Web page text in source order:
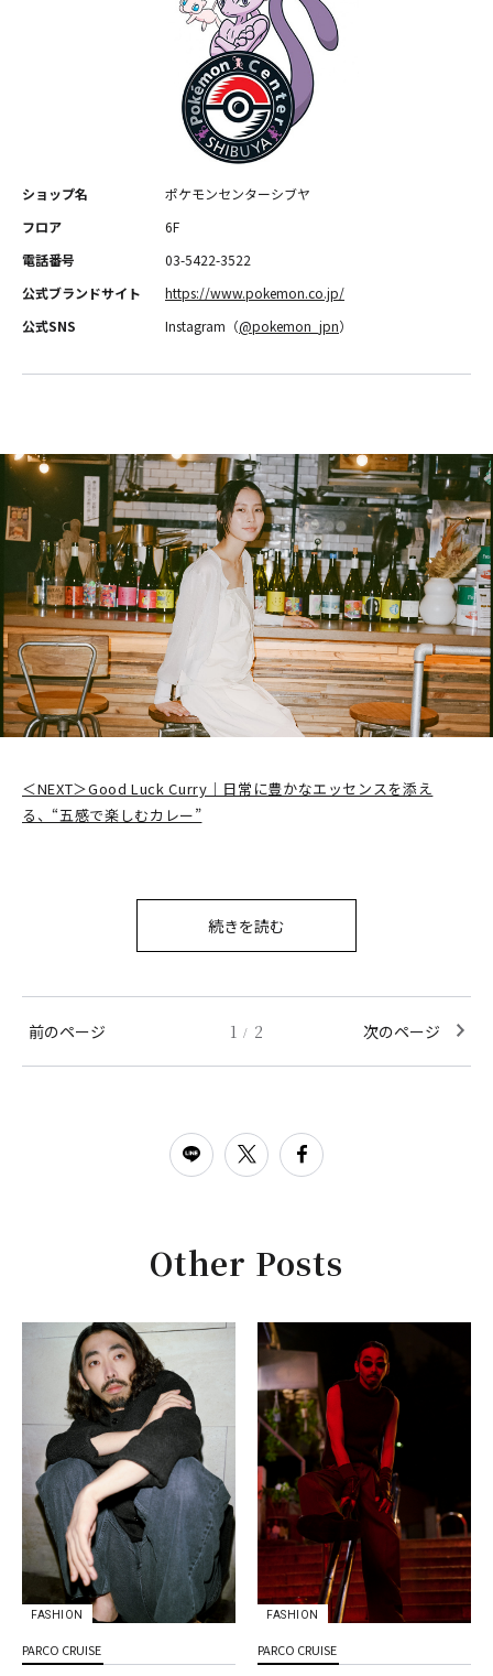
ショップ名
ポケモンセンターシブヤ
フロア
6F
電話番号
03-5422-3522
公式ブランドサイト
https://www.pokemon.co.jp/
公式SNS
Instagram（@pokemon_jpn）
＜NEXT＞Good Luck Curry｜日常に豊かなエッセンスを添え
る、“五感で楽しむカレー”
続きを読む
前のページ 1 / 2 次のページ
Other Posts
FASHION
PARCO CRUISE
FASHION
PARCO CRUISE